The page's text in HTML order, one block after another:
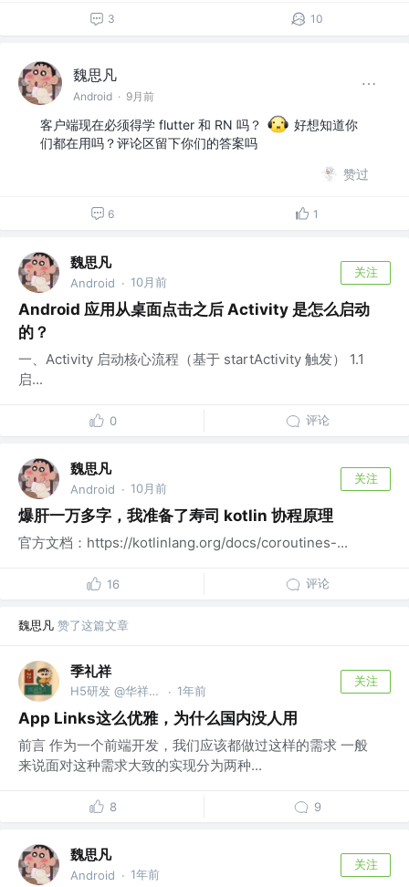
3 10
魏思凡
Android · 9月前
客户端现在必须得学 flutter 和 RN 吗？
好想知道你
们都在用吗？评论区留下你们的答案吗
赞过
6 1
魏思凡
Android · 10月前
关注
Android 应用从桌面点击之后 Activity 是怎么启动
的？
一、Activity 启动核心流程（基于 startActivity 触发） 1.1
启...
0 评论
魏思凡
Android · 10月前
关注
爆肝一万多字，我准备了寿司 kotlin 协程原理
官方文档：https://kotlinlang.org/docs/coroutines-...
16 评论
魏思凡 赞了这篇文章
季礼祥
H5研发 @华祥科技 · 1年前
关注
App Links这么优雅，为什么国内没人用
前言 作为一个前端开发，我们应该都做过这样的需求 一般
来说面对这种需求大致的实现分为两种...
8 9
魏思凡
Android · 1年前
关注